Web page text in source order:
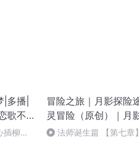
多播|
歌不
柳柳
冒险之旅｜月影探险
灵冒险（原创）｜月
法师诞生篇 【第七章